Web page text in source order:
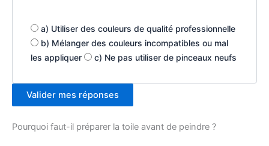
a) Utiliser des couleurs de qualité professionnelle
les appliquer
c) Ne pas utiliser de pinceaux neufs
Valider mes réponses
Pourquoi faut-il préparer la toile avant de peindre ?